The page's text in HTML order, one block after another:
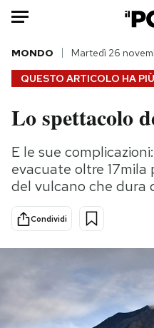
HOME
Italia
Politica
Tecnologia
Scienza
Sport
QUESTO ARTICOLO HA
MONDO Martedì 26
Lo spettacolo
E le sue
evacuate oltre
del vulcano che dura
Condividi